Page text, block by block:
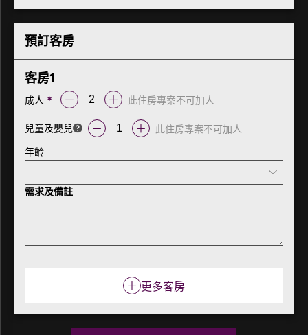
預訂客房
客房1
成人 * － ＋ 此住房專案不可加人
兒童及嬰兒 － ＋
此住房專案不可加人
年齡
需求及備註
＋ 更多客房